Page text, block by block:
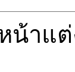
น้าแ